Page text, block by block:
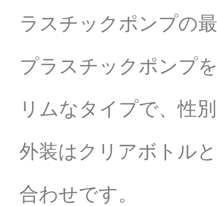
ラスチックポンプの
プラスチックポンプ
リムなタイプで、性
外装はクリアボトル
合わせです。